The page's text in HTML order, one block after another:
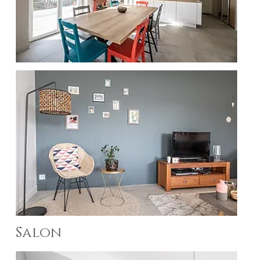
Salon